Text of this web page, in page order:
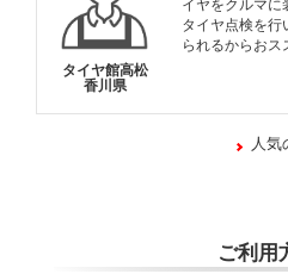
タイヤ館高松
香川県
イヤをクルマに
タイヤ点検を行
られるからおス
人気
ご利用